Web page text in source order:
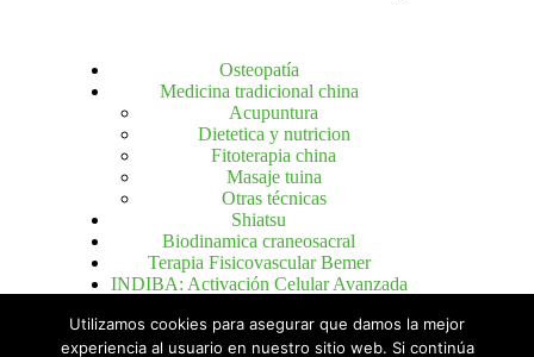
Osteopatía
Medicina tradicional china
Acupuntura
Dietetica y nutricion
Fitoterapia china
Masaje tuina
Otras técnicas
Shiatsu
Biodinamica craneosacral
Terapia Fisicovascular Bemer
INDIBA: Activación Celular Avanzada
Utilizamos cookies para asegurar que damos la mejor
experiencia al usuario en nuestro sitio web. Si continúa